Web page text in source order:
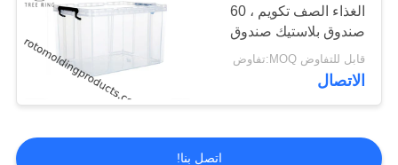
الغذاء الصف تكويم ، 60
صندوق بلاستيك صندوق
قفص
قابل للتفاوض MOQ:تفاوض
الاتصال
اتصل بنا!